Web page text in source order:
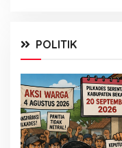
POLITIK